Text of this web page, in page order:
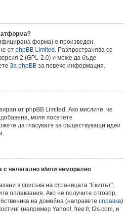
форма) е произведен,
от phpBB Limited . Разпространява се
2 (GPL-2.0) и може да бъде
За phpBB за повече информация.
от phpBB Limited. Ако мислите, че
моля посетете
да гласувате за съществуващи идеи
с нелегално и/или неморално
в списъка на страницата “Екипът”,
оплаквания. Ако не получите отговор,
на домейна (направете справка)
(например Yahoo!, free.fr, f2s.com, и